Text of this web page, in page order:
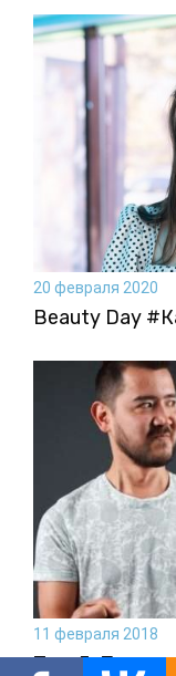
20 февраля 2020
Beauty Day
11 февраля 2018
Топ-5: